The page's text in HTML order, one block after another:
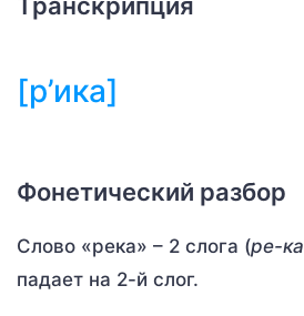
[р’ика]
Фонетический разбор
Слово «река» – 2 слога (ре-ка
падает на 2-й слог.